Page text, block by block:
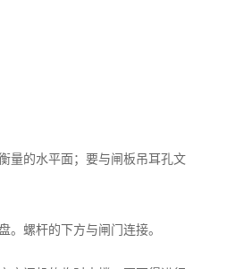
量的水平面；要与闸板吊耳孔文
螺杆的下方与闸门连接。